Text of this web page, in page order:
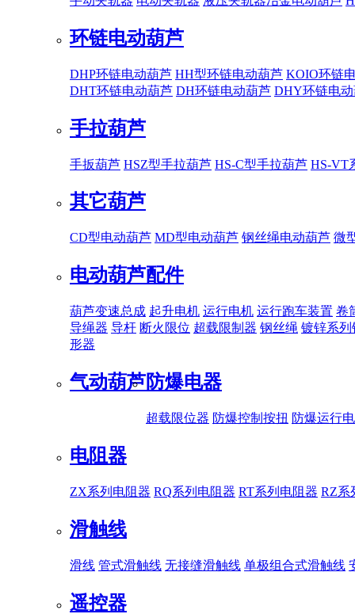
环链电动葫芦
DHP环链电动葫芦 HH型环链电动葫芦 KOIO环链
DHT环链电动葫芦 DH环链电动葫芦 DHY环链电
手拉葫芦
手扳葫芦 HSZ型手拉葫芦 HS-C型手拉葫芦 HS-VT
其它葫芦
CD型电动葫芦 MD型电动葫芦 钢丝绳电动葫芦 微
电动葫芦配件
葫芦变速总成 起升电机 运行电机 运行跑车装置 卷
导绳器 导杆 断火限位 超载限制器 钢丝绳 镀锌系列
形器
气动葫芦防爆电器
超载限位器 防爆控制按扭 防爆运行
电阻器
ZX系列电阻器 RQ系列电阻器 RT系列电阻器 RZ系
滑触线
滑线 管式滑触线 无接缝滑触线 单极组合式滑触线
遥控器